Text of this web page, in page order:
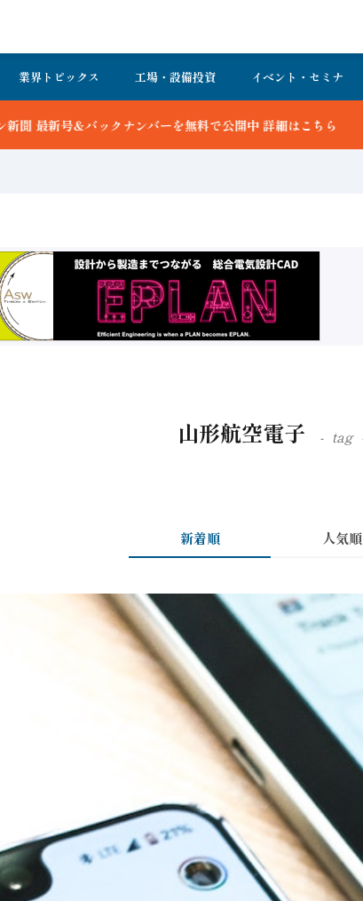
業界トピックス 工場・設備投資 イベント・セミナ
で公開中 詳細はこちら
山形航空電子 tag
新着順 人気順